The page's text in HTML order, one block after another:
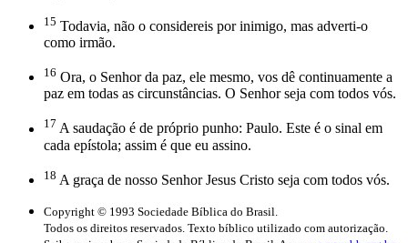
15 Todavia, não o considereis por inimigo, mas adverti-o
como irmão.
16 Ora, o Senhor da paz, ele mesmo, vos dê continuamente a
paz em todas as circunstâncias. O Senhor seja com todos vós.
17 A saudação é de próprio punho: Paulo. Este é o sinal em
cada epístola; assim é que eu assino.
18 A graça de nosso Senhor Jesus Cristo seja com todos vós.
Copyright © 1993 Sociedade Bíblica do Brasil.
Todos os direitos reservados. Texto bíblico utilizado com autorização.